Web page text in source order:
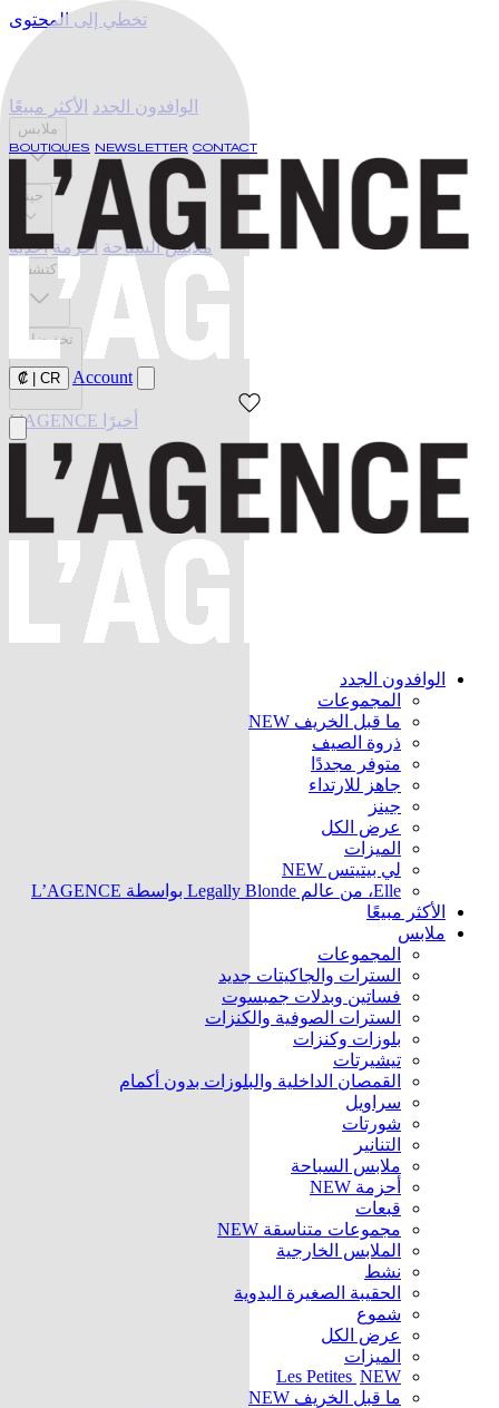
تخطي إلى المحتوى
BOUTIQUES NEWSLETTER CONTACT
CR
₡ Account
الوافدون الجدد
المجموعات
ما قبل الخريف NEW
ذروة الصيف
متوفر مجددًا
جاهز للارتداء
جينز
عرض الكل
الميزات
لي بيتيتس NEW
Elle، من عالم Legally Blonde بواسطة L’AGENCE
الأكثر مبيعًا
ملابس
المجموعات
السترات والجاكيتات جديد
فساتين وبدلات جمبسوت
السترات الصوفية والكنزات
بلوزات وكنزات
تيشيرتات
القمصان الداخلية والبلوزات بدون أكمام
سراويل
شورتات
التنانير
ملابس السباحة
أحزمة NEW
قبعات
مجموعات متناسقة NEW
الملابس الخارجية
نشط
الحقيبة الصغيرة اليدوية
شموع
عرض الكل
الميزات
Les Petites NEW
ما قبل الخريف NEW
الوافدون الجدد الأكثر مبيعًا
ملابس
جينز
ملابس السباحة أحزمة أحذية
اكتشف
تخفيضات
L'AGENCE أخيرًا